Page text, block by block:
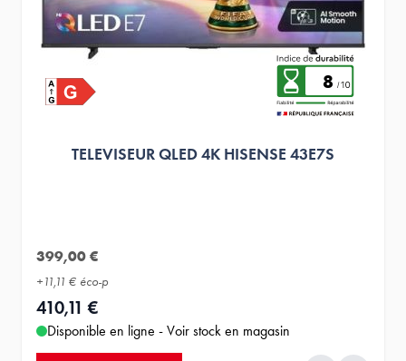
8
TELEVISEUR QLED 4K HISENSE 43E7S
399,00 €
+11,11 € éco-p
410,11 €
Disponible en ligne - Voir stock en magasin